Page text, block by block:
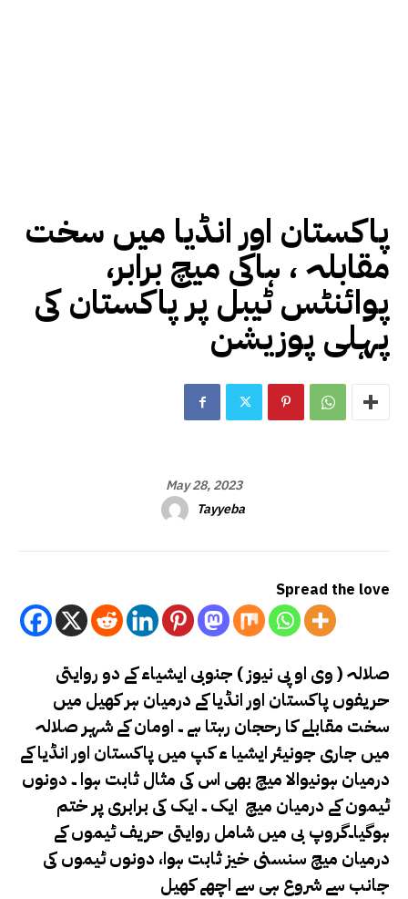
پاکستان اور انڈیا میں سخت
مقابلہ ، ہاکی میچ برابر،
پوائنٹس ٹیبل پر پاکستان کی
پہلی پوزیشن
May 28, 2023
Tayyeba
Spread the love
صلالہ ( وی او پی نیوز ) جنوبی ایشیاء کے دو روایتی
حریفوں پاکستان اور انڈیا کے درمیان ہر کھیل میں
سخت مقابلے کا رحجان رہتا ہے ۔ اومان کے شہر صلالہ
میں جاری جونیئر ایشیا ء کپ میں پاکستان اور انڈیا کے
درمیان ہونیوالا میچ بھی اس کی مثال ثابت ہوا ۔ دونوں
ٹیمون کے درمیان میچ ایک ۔ ایک کی برابری پر ختم
ہوگیا۔گروپ بی میں شامل روایتی حریف ٹیموں کے
درمیان میچ سنسنی خیز ثابت ہوا، دونوں ٹیموں کی
جانب سے شروع ہی سے اچھے کھیل